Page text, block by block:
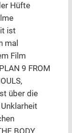
Hüfte
ist
mal
Film
9 FROM
über die
BODY